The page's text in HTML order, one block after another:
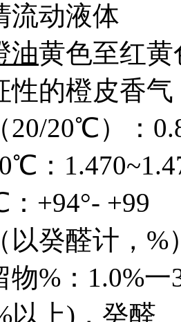
流动液体
油黄色至红黄
性的橙皮香气
20/20℃）：
：
+94°- +99
以癸醛计，%
%：1.0%一
以上)，癸醛